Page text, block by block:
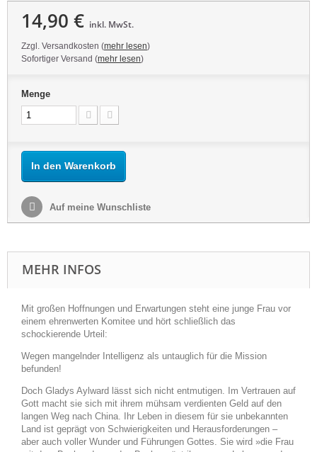
14,90 € inkl. MwSt.
Zzgl. Versandkosten (mehr lesen)
Sofortiger Versand (mehr lesen)
Menge
In den Warenkorb
Auf meine Wunschliste
MEHR INFOS
Mit großen Hoffnungen und Erwartungen steht eine junge Frau vor
einem ehrenwerten Komitee und hört schließlich das
schockierende Urteil:
Wegen mangelnder Intelligenz als untauglich für die Mission
befunden!
Doch Gladys Aylward lässt sich nicht entmutigen. Im Vertrauen auf
Gott macht sie sich mit ihrem mühsam verdienten Geld auf den
langen Weg nach China. Ihr Leben in diesem für sie unbekannten
Land ist geprägt von Schwierigkeiten und Herausforderungen –
aber auch voller Wunder und Führungen Gottes. Sie wird »die Frau